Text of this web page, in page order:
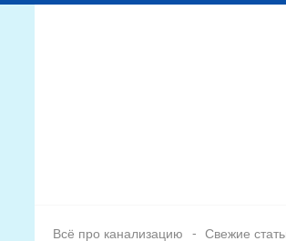
Всё про канализацию Свежие